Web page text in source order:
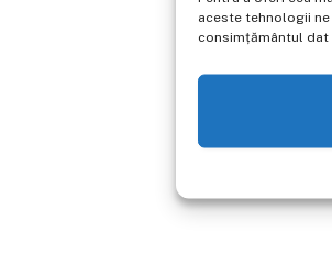
aceste tehnologii
consimțământul dat